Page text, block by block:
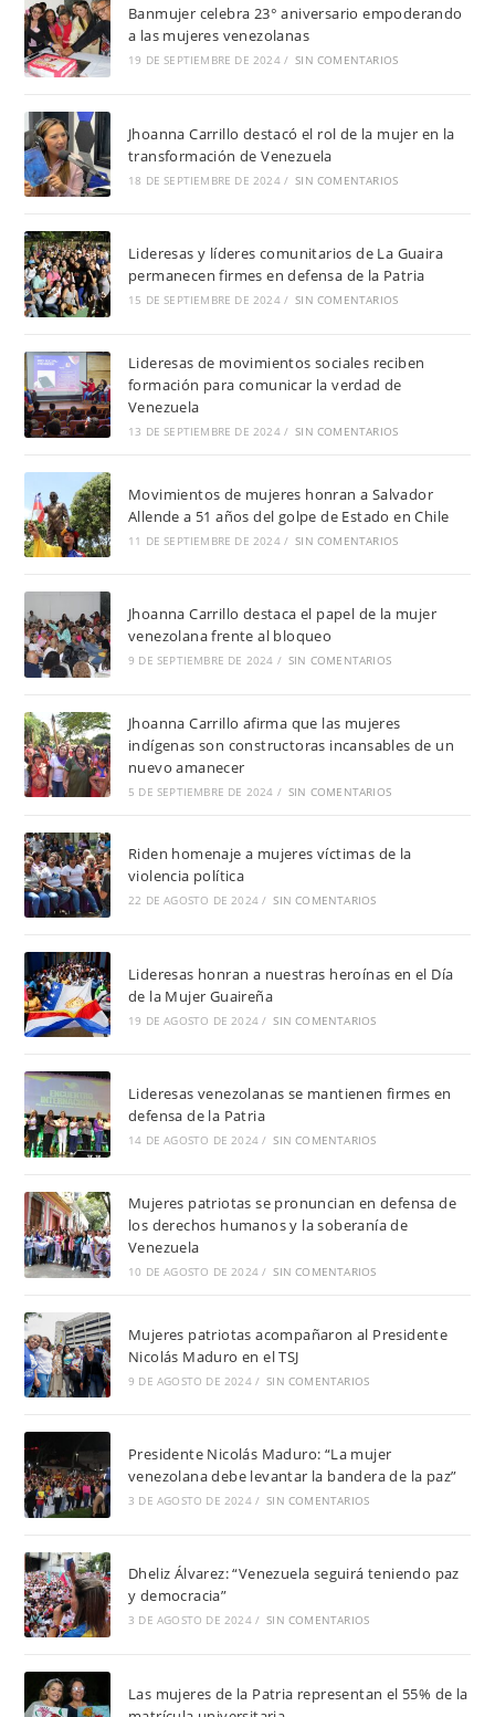
Banmujer celebra 23° aniversario empoderando
a las mujeres venezolanas
19 DE SEPTIEMBRE DE 2024 / SIN COMENTARIOS
Jhoanna Carrillo destacó el rol de la mujer en la
transformación de Venezuela
18 DE SEPTIEMBRE DE 2024 / SIN COMENTARIOS
Lideresas y líderes comunitarios de La Guaira
permanecen firmes en defensa de la Patria
15 DE SEPTIEMBRE DE 2024 / SIN COMENTARIOS
Lideresas de movimientos sociales reciben
formación para comunicar la verdad de
Venezuela
13 DE SEPTIEMBRE DE 2024 / SIN COMENTARIOS
Movimientos de mujeres honran a Salvador
Allende a 51 años del golpe de Estado en Chile
11 DE SEPTIEMBRE DE 2024 / SIN COMENTARIOS
Jhoanna Carrillo destaca el papel de la mujer
venezolana frente al bloqueo
9 DE SEPTIEMBRE DE 2024 / SIN COMENTARIOS
Jhoanna Carrillo afirma que las mujeres
indígenas son constructoras incansables de un
nuevo amanecer
5 DE SEPTIEMBRE DE 2024 / SIN COMENTARIOS
Riden homenaje a mujeres víctimas de la
violencia política
22 DE AGOSTO DE 2024 / SIN COMENTARIOS
Lideresas honran a nuestras heroínas en el Día
de la Mujer Guaireña
19 DE AGOSTO DE 2024 / SIN COMENTARIOS
Lideresas venezolanas se mantienen firmes en
defensa de la Patria
14 DE AGOSTO DE 2024 / SIN COMENTARIOS
Mujeres patriotas se pronuncian en defensa de
los derechos humanos y la soberanía de
Venezuela
10 DE AGOSTO DE 2024 / SIN COMENTARIOS
Mujeres patriotas acompañaron al Presidente
Nicolás Maduro en el TSJ
9 DE AGOSTO DE 2024 / SIN COMENTARIOS
Presidente Nicolás Maduro: “La mujer
venezolana debe levantar la bandera de la paz”
3 DE AGOSTO DE 2024 / SIN COMENTARIOS
Dheliz Álvarez: “Venezuela seguirá teniendo paz
y democracia”
3 DE AGOSTO DE 2024 / SIN COMENTARIOS
Las mujeres de la Patria representan el 55% de la